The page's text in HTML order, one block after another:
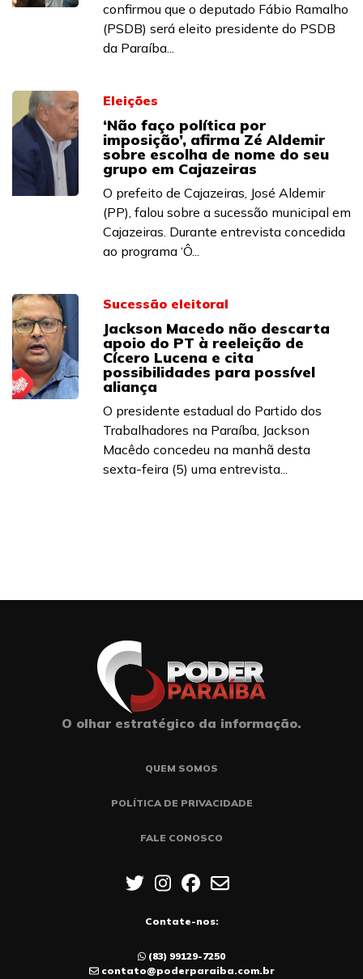
confirmou que o deputado Fábio Ramalho
(PSDB) será eleito presidente do PSDB
da Paraíba...
Eleições
‘Não faço política por
imposição’, afirma Zé Aldemir
sobre escolha de nome do seu
grupo em Cajazeiras
O prefeito de Cajazeiras, José Aldemir
(PP), falou sobre a sucessão municipal em
Cajazeiras. Durante entrevista concedida
ao programa ‘Ô...
Sucessão eleitoral
Jackson Macedo não descarta
apoio do PT à reeleição de
Cícero Lucena e cita
possibilidades para possível
aliança
O presidente estadual do Partido dos
Trabalhadores na Paraíba, Jackson
Macêdo concedeu na manhã desta
sexta-feira (5) uma entrevista...
O olhar estratégico da informação.
QUEM SOMOS
POLÍTICA DE PRIVACIDADE
FALE CONOSCO
Contate-nos:
(83) 99129-7250
contato@poderparaiba.com.br